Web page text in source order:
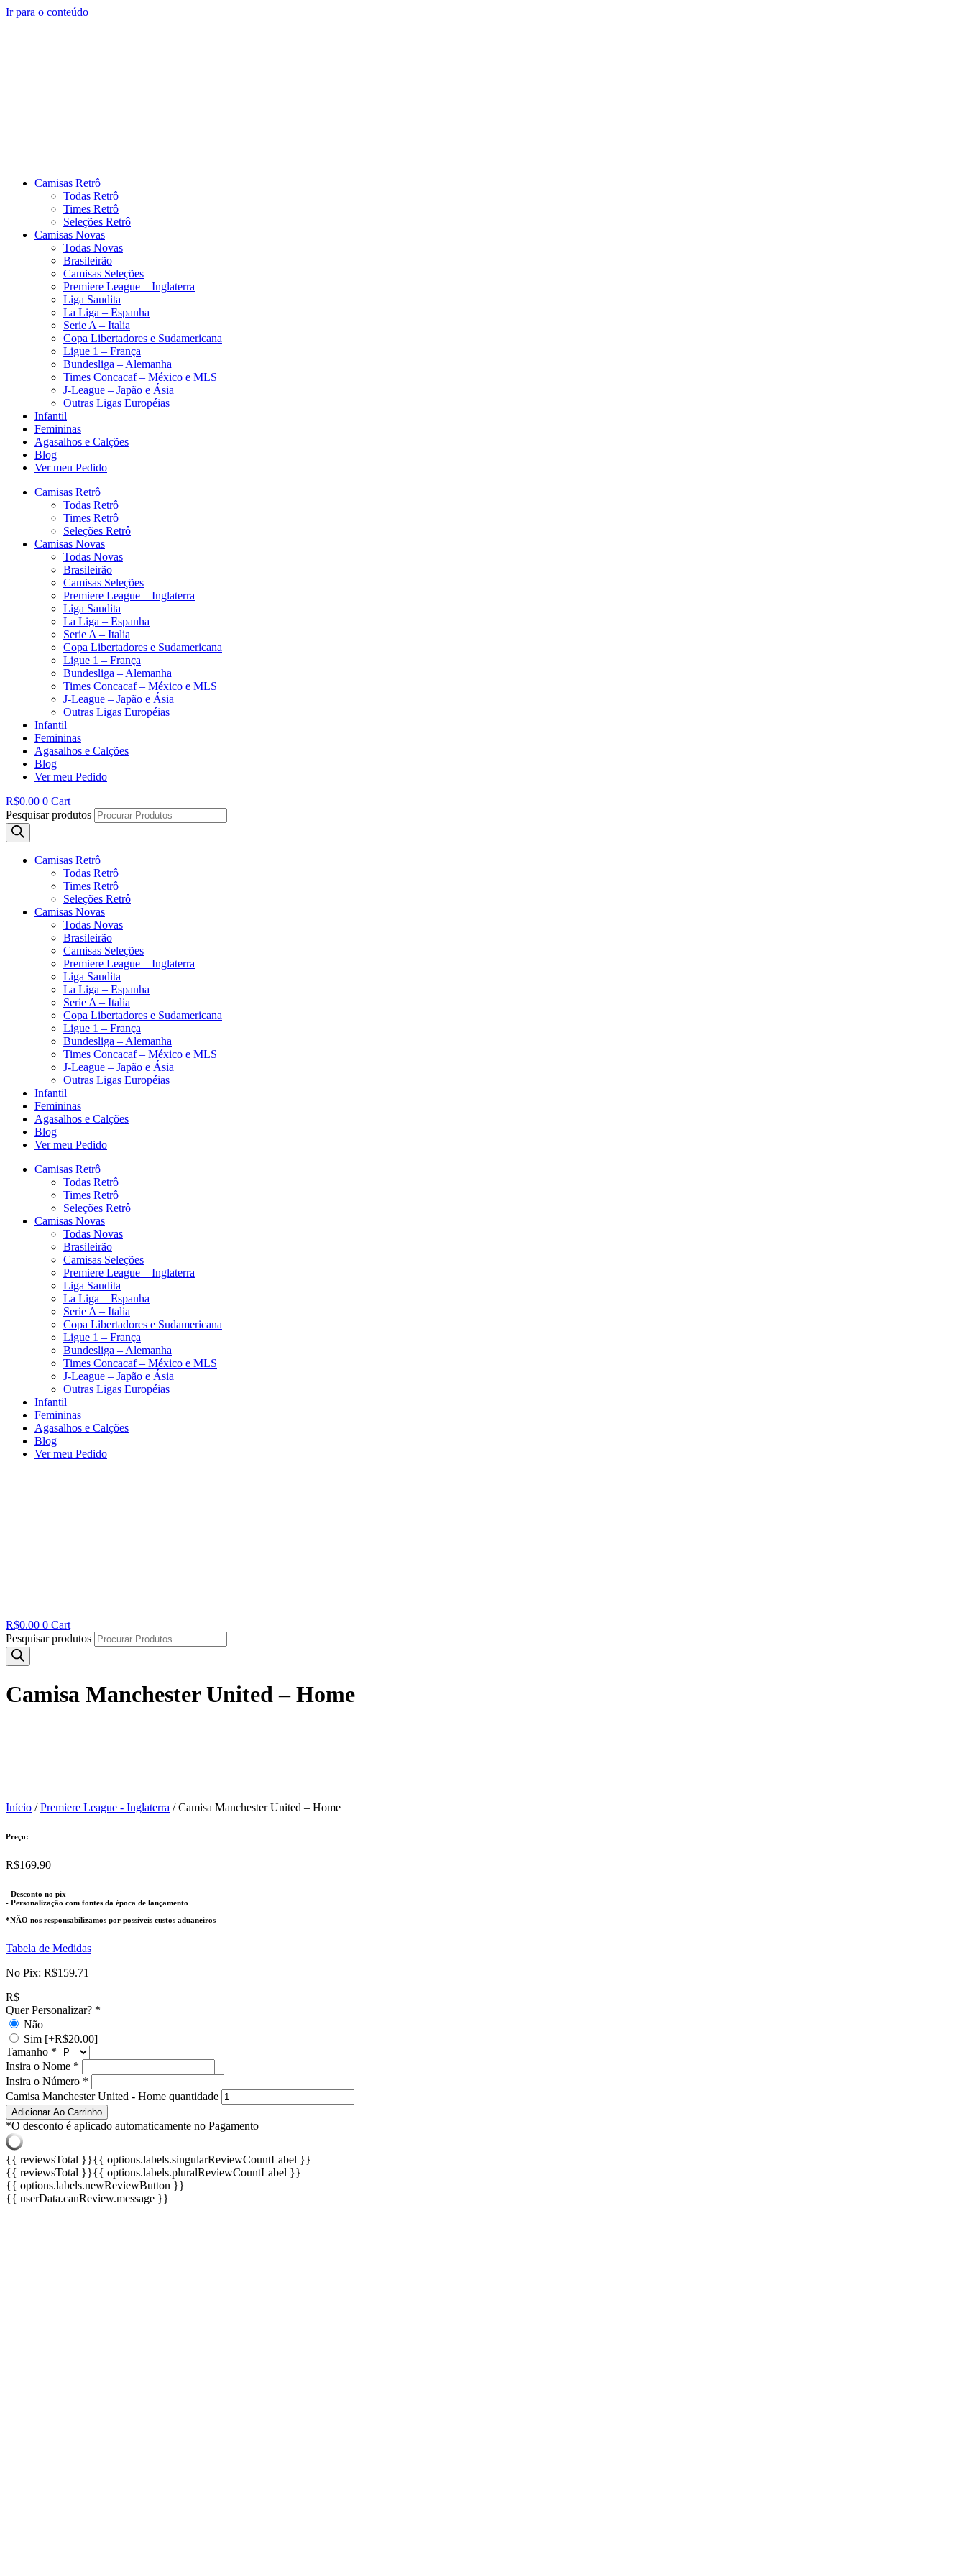
Ir para o conteúdo
Camisas Retrô
Todas Retrô
Times Retrô
Seleções Retrô
Camisas Novas
Todas Novas
Brasileirão
Camisas Seleções
Premiere League – Inglaterra
Liga Saudita
La Liga – Espanha
Serie A – Italia
Copa Libertadores e Sudamericana
Ligue 1 – França
Bundesliga – Alemanha
Times Concacaf – México e MLS
J-League – Japão e Ásia
Outras Ligas Européias
Infantil
Femininas
Agasalhos e Calções
Blog
Ver meu Pedido
Camisas Retrô
Todas Retrô
Times Retrô
Seleções Retrô
Camisas Novas
Todas Novas
Brasileirão
Camisas Seleções
Premiere League – Inglaterra
Liga Saudita
La Liga – Espanha
Serie A – Italia
Copa Libertadores e Sudamericana
Ligue 1 – França
Bundesliga – Alemanha
Times Concacaf – México e MLS
J-League – Japão e Ásia
Outras Ligas Européias
Infantil
Femininas
Agasalhos e Calções
Blog
Ver meu Pedido
R$0.00 0 Cart
Pesquisar produtos
Camisas Retrô
Todas Retrô
Times Retrô
Seleções Retrô
Camisas Novas
Todas Novas
Brasileirão
Camisas Seleções
Premiere League – Inglaterra
Liga Saudita
La Liga – Espanha
Serie A – Italia
Copa Libertadores e Sudamericana
Ligue 1 – França
Bundesliga – Alemanha
Times Concacaf – México e MLS
J-League – Japão e Ásia
Outras Ligas Européias
Infantil
Femininas
Agasalhos e Calções
Blog
Ver meu Pedido
Camisas Retrô
Todas Retrô
Times Retrô
Seleções Retrô
Camisas Novas
Todas Novas
Brasileirão
Camisas Seleções
Premiere League – Inglaterra
Liga Saudita
La Liga – Espanha
Serie A – Italia
Copa Libertadores e Sudamericana
Ligue 1 – França
Bundesliga – Alemanha
Times Concacaf – México e MLS
J-League – Japão e Ásia
Outras Ligas Européias
Infantil
Femininas
Agasalhos e Calções
Blog
Ver meu Pedido
R$0.00 0 Cart
Pesquisar produtos
Camisa Manchester United – Home
Início /Premiere League - Inglaterra / Camisa Manchester United – Home
Preço:
R$169.90
- Desconto no pix
- Personalização com fontes da época de lançamento
*NÃO nos responsabilizamos por possíveis custos aduaneiros
Tabela de Medidas
No Pix: R$159.71
R$
Quer Personalizar? *
Não
Sim [+R$20.00]
Tamanho *
Insira o Nome *
Insira o Número *
Camisa Manchester United - Home quantidade
Adicionar Ao Carrinho
*O desconto é aplicado automaticamente no Pagamento
{{ reviewsTotal }}{{ options.labels.singularReviewCountLabel }}
{{ reviewsTotal }}{{ options.labels.pluralReviewCountLabel }}
{{ options.labels.newReviewButton }}
{{ userData.canReview.message }}